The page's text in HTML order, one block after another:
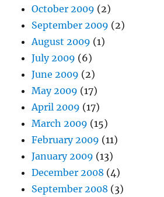
October 2009 (2)
September 2009 (2)
August 2009 (1)
July 2009 (6)
June 2009 (2)
May 2009 (17)
April 2009 (17)
March 2009 (15)
February 2009 (11)
January 2009 (13)
December 2008 (4)
September 2008 (3)